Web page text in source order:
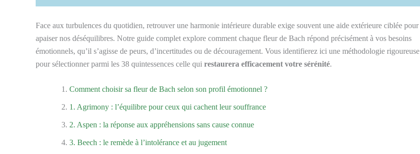
Face aux turbulences du quotidien, retrouver une harmonie intérieure durable exige souvent une aide extérieure ciblée pour
apaiser nos déséquilibres. Notre guide complet explore comment chaque fleur de Bach répond précisément à vos besoins
émotionnels, qu’il s’agisse de peurs, d’incertitudes ou de découragement. Vous identifierez ici une méthodologie rigoureuse
pour sélectionner parmi les 38 quintessences celle qui restaurera efficacement votre sérénité.
Comment choisir sa fleur de Bach selon son profil émotionnel ?
1. Agrimony : l’équilibre pour ceux qui cachent leur souffrance
2. Aspen : la réponse aux appréhensions sans cause connue
3. Beech : le remède à l’intolérance et au jugement